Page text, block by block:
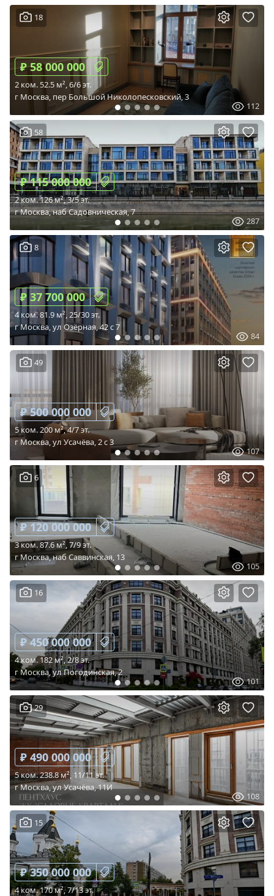
18
112
₽ 58 000 000
2 ком. 52.5 м², 6/6 эт.
г Москва, пер Большой Николопесковский, 3
58
287
₽ 115 000 000
2 ком. 126 м², 3/5 эт.
г Москва, наб Садовническая, 7
8
84
₽ 37 700 000
4 ком. 81.9 м², 25/30 эт.
г Москва, ул Озёрная, 42 c 7
49
107
₽ 500 000 000
5 ком. 200 м², 4/7 эт.
г Москва, ул Усачёва, 2 c 3
6
105
₽ 120 000 000
3 ком. 87.6 м², 7/9 эт.
г Москва, наб Саввинская, 13
16
101
₽ 450 000 000
4 ком. 182 м², 2/8 эт.
г Москва, ул Погодинская, 2
29
108
₽ 490 000 000
5 ком. 238.8 м², 11/11 эт.
г Москва, ул Усачёва, 11И
15
₽ 350 000 000
4 ком. 170 м², 7/13 эт.